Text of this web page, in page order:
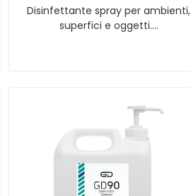
Disinfettante spray per ambienti,
superfici e oggetti.…